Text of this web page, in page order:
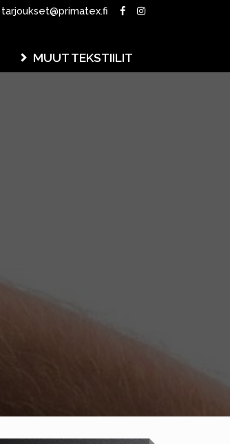
tarjoukset@primatex.fi
MUUT TEKSTIILIT